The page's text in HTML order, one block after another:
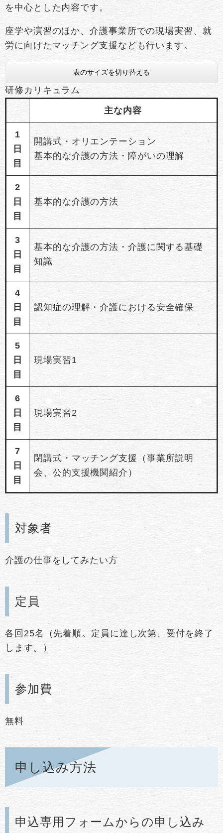
を中心とした内容です。
座学や演習のほか、介護事業所での現場実習、就
労に向けたマッチング支援なども行います。
表のサイズを切り替える
研修カリキュラム
主な内容
1
日
目
開講式・オリエンテーション
基本的な介護の方法・障がいの理解
2
日
目
基本的な介護の方法
3
日
目
基本的な介護の方法・介護に関する基礎
知識
4
日
目
認知症の理解・介護における安全確保
5
日
目
現場実習1
6
日
目
現場実習2
7
日
目
閉講式・マッチング支援（事業所説明
会、公的支援機関紹介）
対象者
介護の仕事をしてみたい方
定員
各回25名（先着順。定員に達し次第、受付を終了
します。）
参加費
無料
申し込み方法
申込専用フォームからの申し込み